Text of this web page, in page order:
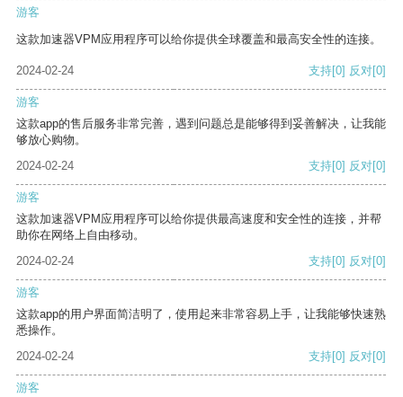
游客
这款加速器VPM应用程序可以给你提供全球覆盖和最高安全性的连接。
2024-02-24 支持[0] 反对[0]
游客
这款app的售后服务非常完善，遇到问题总是能够得到妥善解决，让我能
够放心购物。
2024-02-24
支持[0] 反对[0]
游客
这款加速器VPM应用程序可以给你提供最高速度和安全性的连接，并帮
助你在网络上自由移动。
2024-02-24
支持[0] 反对[0]
游客
这款app的用户界面简洁明了，使用起来非常容易上手，让我能够快速熟
悉操作。
2024-02-24
支持[0] 反对[0]
游客